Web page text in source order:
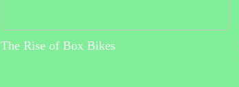
The Rise of Box Bikes